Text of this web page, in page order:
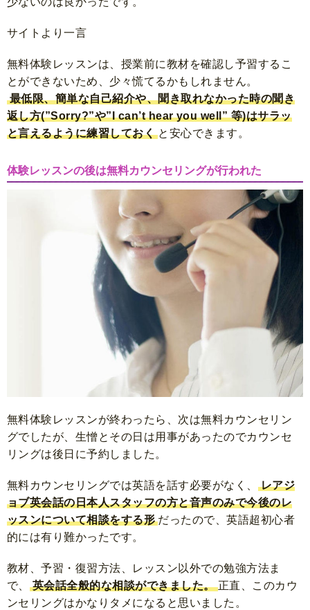
サイトより一言
無料体験レッスンは、授業前に教材を確認し予習するこ
とができないため、少々慌てるかもしれません。
最低限、簡単な自己紹介や、聞き取れなかった時の聞き
返し方(”Sorry?”や”I can’t hear you well” 等)はサラッ
と言えるように練習しておく と安心できます。
体験レッスンの後は無料カウンセリングが行われた
無料体験レッスンが終わったら、次は無料カウンセリン
グでしたが、生憎とその日は用事があったのでカウンセ
リングは後日に予約しました。
無料カウンセリングでは英語を話す必要がなく、
レアジ
ョブ英会話の日本人スタッフの方と音声のみで今後のレ
ッスンについて相談をする形 だったので、英語超初心者
的には有り難かったです。
教材、予習・復習方法、レッスン以外での勉強方法ま
で、
英会話全般的な相談ができました。 正直、このカウ
ンセリングはかなりタメになると思いました。